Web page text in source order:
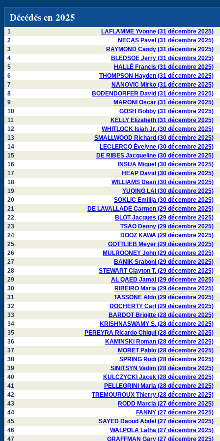
Décédés en 2025
1
LAFLAMME Yvonne (31 décembre 2025)
2
NECAS Pavel (31 décembre 2025)
3
RAYMOND Candy (31 décembre 2025)
4
BLEDSOE Jerry (31 décembre 2025)
5
HALLÉ Francis (31 décembre 2025)
6
THOMPSON Hayden (31 décembre 2025)
7
NANOVIC Mirko (31 décembre 2025)
8
BODENDORFER David (31 décembre 2025)
9
MARONI Oscar (31 décembre 2025)
10
GOSH Bobby (31 décembre 2025)
11
KELLY Elizabeth (31 décembre 2025)
12
WHITLOCK Isiah Jr. (30 décembre 2025)
13
SMALLWOOD Richard (30 décembre 2025)
14
LECLERCQ Évelyne (30 décembre 2025)
15
DE RIBES Jacqueline (30 décembre 2025)
16
INSUA Miquel (30 décembre 2025)
17
HEAP David (30 décembre 2025)
18
WILLIAMS Dean (30 décembre 2025)
19
YUQING LAI (30 décembre 2025)
20
SOKLIC Emilija (30 décembre 2025)
21
DE LAVALLADE Carmen (29 décembre 2025)
22
BLOT Jacques (29 décembre 2025)
23
TSAO Denny (29 décembre 2025)
24
DOOZ KAWA (29 décembre 2025)
25
GOTTLIEB Meyer (29 décembre 2025)
26
MULROONEY John (29 décembre 2025)
27
BANIK Sraboni (29 décembre 2025)
28
STEWART Clayton T. (29 décembre 2025)
29
AL QAED Jamal (29 décembre 2025)
30
RIBEIRO Maria (29 décembre 2025)
31
TASSONE Aldo (29 décembre 2025)
32
DOCHERTY Carl (29 décembre 2025)
33
BARDOT Brigitte (28 décembre 2025)
34
KRISHNASWAMY S. (28 décembre 2025)
35
PEREYRA Ricardo Chiqui (28 décembre 2025)
36
KAMINSKI Roman (28 décembre 2025)
37
MORET Pablo (28 décembre 2025)
38
SPRING Rudi (28 décembre 2025)
39
SINITSYN Vadim (28 décembre 2025)
40
KULCZYCKI Jacek (28 décembre 2025)
41
PELLEGRINI Maria (28 décembre 2025)
42
TREMOUROUX Thierry (28 décembre 2025)
43
RODD Marcia (27 décembre 2025)
44
FANNY (27 décembre 2025)
45
SAYED Daoud Abdel (27 décembre 2025)
46
WALPOLA Latha (27 décembre 2025)
47
GRAFFMAN Gary (27 décembre 2025)